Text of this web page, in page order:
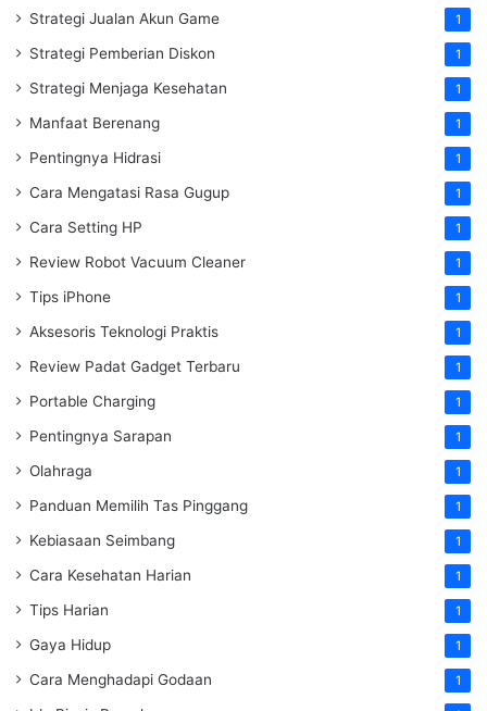
Strategi Jualan Akun Game 1
Strategi Pemberian Diskon 1
Strategi Menjaga Kesehatan 1
Manfaat Berenang 1
Pentingnya Hidrasi 1
Cara Mengatasi Rasa Gugup 1
Cara Setting HP 1
Review Robot Vacuum Cleaner 1
Tips iPhone 1
Aksesoris Teknologi Praktis 1
Review Padat Gadget Terbaru 1
Portable Charging 1
Pentingnya Sarapan 1
Olahraga 1
Panduan Memilih Tas Pinggang 1
Kebiasaan Seimbang 1
Cara Kesehatan Harian 1
Tips Harian 1
Gaya Hidup 1
Cara Menghadapi Godaan 1